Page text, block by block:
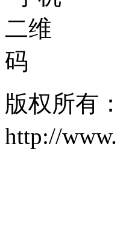
版权所有
http://